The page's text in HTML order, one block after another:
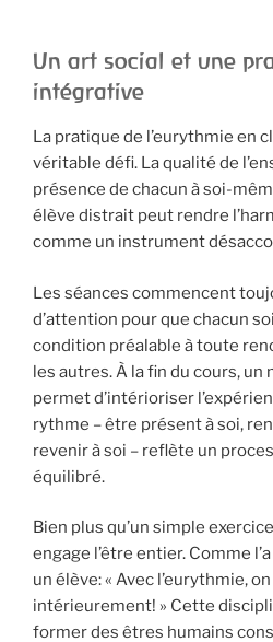
Un art social et une
intégrative
La pratique de l’eurythmie en
véritable défi. La qualité de
présence de chacun à soi-
élève distrait peut rendre
comme un instrument
Les séances commencent
d’attention pour que chacun
condition préalable à toute
les autres. À la fin du cours,
permet d’intérioriser
rythme – être présent à soi,
revenir à soi – reflète un
équilibré.
Bien plus qu’un simple
engage l’être entier. Comme
un élève: « Avec l’eurythmie,
intérieurement! » Cette
former des êtres humains